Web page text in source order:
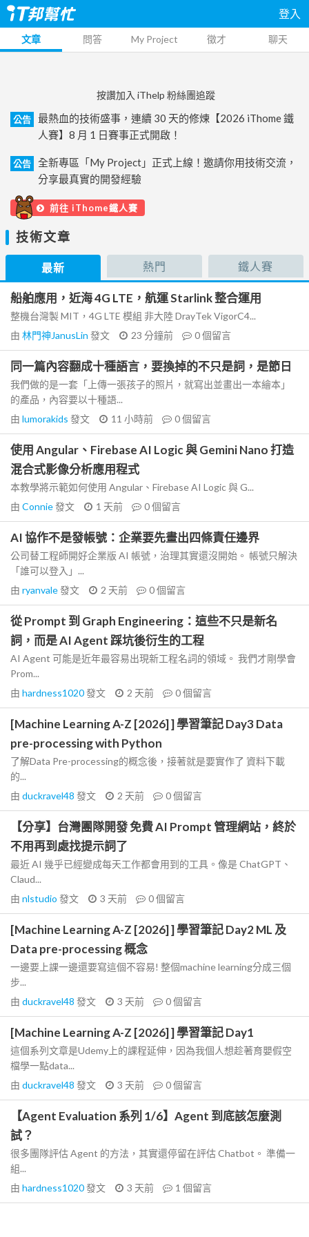
登入
文章 問答 My Project 徵才 聊天
按讚加入 iThelp 粉絲團追蹤
公告
最熱血的技術盛事，連續 30 天的修煉【2026 iThome 鐵
人賽】8 月 1 日賽事正式開啟！
公告
全新專區「My Project」正式上線！邀請你用技術交流，
分享最真實的開發經驗
前往 iThome鐵人賽
技術文章
最新 熱門 鐵人賽
船舶應用，近海 4G LTE，航運 Starlink 整合運用
整機台灣製 MIT，4G LTE 模組 非大陸 DrayTek VigorC4...
由 林門神JanusLin 發文 23 分鐘前 0個留言
同一篇內容翻成十種語言，要換掉的不只是詞，是節日
我們做的是一套「上傳一張孩子的照片，就寫出並畫出一本繪本」
的產品，內容要以十種語...
由 lumorakids 發文 11 小時前 0個留言
使用 Angular、Firebase AI Logic 與 Gemini Nano 打造
混合式影像分析應用程式
本教學將示範如何使用 Angular、Firebase AI Logic 與 G...
由 Connie發文 1 天前 0個留言
AI 協作不是發帳號：企業要先畫出四條責任邊界
公司替工程師開好企業版 AI 帳號，治理其實還沒開始。 帳號只解決
「誰可以登入」...
由 ryanvale發文 2 天前 0個留言
從 Prompt 到 Graph Engineering：這些不只是新名
詞，而是 AI Agent 踩坑後衍生的工程
AI Agent 可能是近年最容易出現新工程名詞的領域。 我們才剛學會
Prom...
由 hardness1020發文 2 天前 0個留言
[Machine Learning A-Z [2026] ] 學習筆記 Day3 Data
pre-processing with Python
了解Data Pre-processing的概念後，接著就是要實作了 資料下載
的...
由 duckravel48 發文 2 天前 0個留言
【分享】台灣團隊開發 免費 AI Prompt 管理網站，終於
不用再到處找提示詞了
最近 AI 幾乎已經變成每天工作都會用到的工具。像是 ChatGPT、
Claud...
由 nlstudio 發文 3 天前 0個留言
[Machine Learning A-Z [2026] ] 學習筆記 Day2 ML 及
Data pre-processing 概念
一邊要上課一邊還要寫這個不容易! 整個machine learning分成三個
步...
由 duckravel48 發文 3 天前 0個留言
[Machine Learning A-Z [2026] ] 學習筆記 Day1
這個系列文章是Udemy上的課程延伸，因為我個人想趁著育嬰假空
檔學一點data...
由 duckravel48 發文 3 天前 0個留言
【Agent Evaluation 系列 1/6】Agent 到底該怎麼測
試？
很多團隊評估 Agent 的方法，其實還停留在評估 Chatbot。 準備一
組...
由 hardness1020發文 3 天前 1 個留言